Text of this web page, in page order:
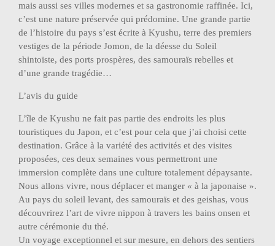
mais aussi ses villes modernes et sa gastronomie raffinée. Ici,
c’est une nature préservée qui prédomine. Une grande partie
de l’histoire du pays s’est écrite à Kyushu, terre des premiers
vestiges de la période Jomon, de la déesse du Soleil
shintoïste, des ports prospères, des samouraïs rebelles et
d’une grande tragédie…
L’avis du guide
L’île de Kyushu ne fait pas partie des endroits les plus
touristiques du Japon, et c’est pour cela que j’ai choisi cette
destination. Grâce à la variété des activités et des visites
proposées, ces deux semaines vous permettront une
immersion complète dans une culture totalement dépaysante.
Nous allons vivre, nous déplacer et manger « à la japonaise ».
Au pays du soleil levant, des samouraïs et des geishas, vous
découvrirez l’art de vivre nippon à travers les bains onsen et
autre cérémonie du thé.
Un voyage exceptionnel et sur mesure, en dehors des sentiers